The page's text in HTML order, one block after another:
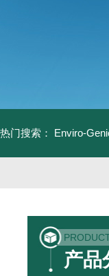
热门搜索： Enviro-
产品